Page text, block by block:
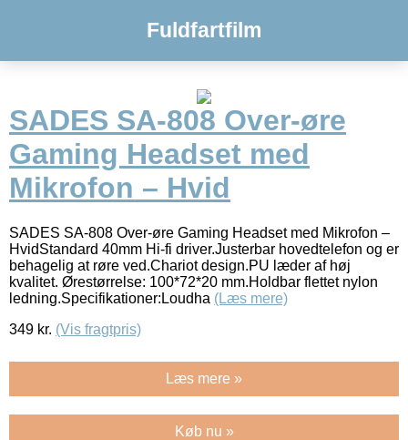
Fuldfartfilm
SADES SA-808 Over-øre
Gaming Headset med
Mikrofon – Hvid
SADES SA-808 Over-øre Gaming Headset med Mikrofon –
HvidStandard 40mm Hi-fi driver.Justerbar hovedtelefon og er
behagelig at røre ved.Chariot design.PU læder af høj
kvalitet. Ørestørrelse: 100*72*20 mm.Holdbar flettet nylon
ledning.Specifikationer:Loudha (Læs mere)
349 kr. (Vis fragtpris)
Læs mere »
Køb nu »